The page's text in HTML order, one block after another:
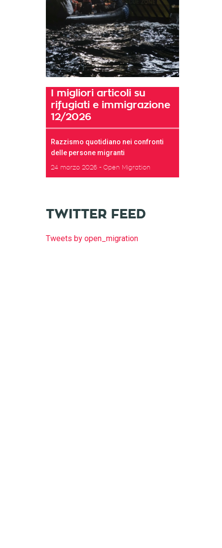
I migliori articoli su
rifugiati e immigrazione
12/2026
Razzismo quotidiano nei confronti
delle persone migranti
24 marzo 2026 Open Migration
TWITTER FEED
Tweets by open_migration